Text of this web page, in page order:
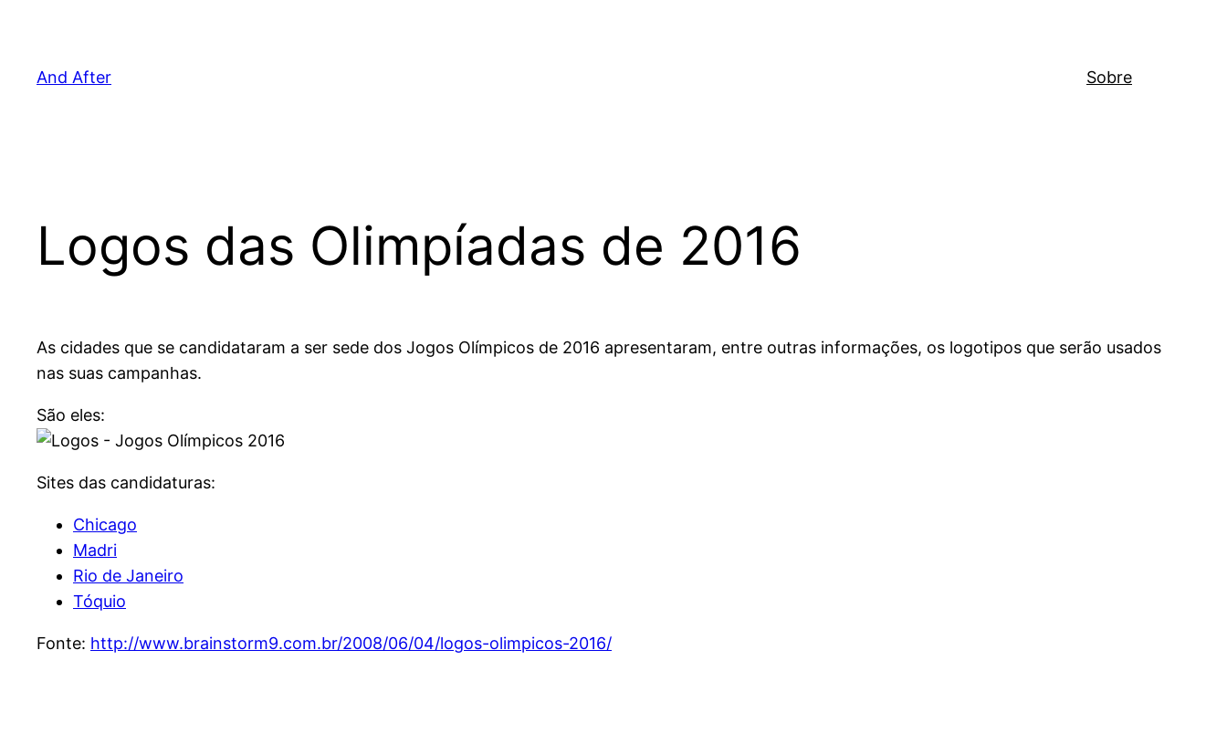
And After Sobre
Logos das Olimpíadas de 2016
As cidades que se candidataram a ser sede dos Jogos Olímpicos de 2016 apresentaram, entre outras informações, os logotipos que serão usados
nas suas campanhas.
São eles:
Sites das candidaturas:
Chicago
Madri
Rio de Janeiro
Tóquio
Fonte: http://www.brainstorm9.com.br/2008/06/04/logos-olimpicos-2016/